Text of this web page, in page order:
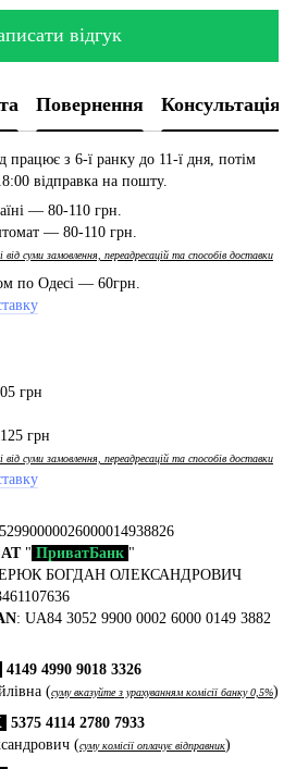
відгук
Повернення Консультація
працює з 6-ї ранку до 11-ї дня, потім
відправка на пошту.
— 80-110 грн.
— 80-110 грн.
суми замовлення, переадресацій та способів доставки
по Одесі — 60грн.
грн
грн
суми замовлення, переадресацій та способів доставки
АТ" ПриватБанк "
БОГДАН ОЛЕКСАНДРОВИЧ
: UA84 3052 9900 0002 6000 0149 3882
4149 4990 9018 3326
(суму вказуйте з урахуванням комісії банку 0,5%)
5375 4114 2780 7933
(суму комісії оплачує відправник)